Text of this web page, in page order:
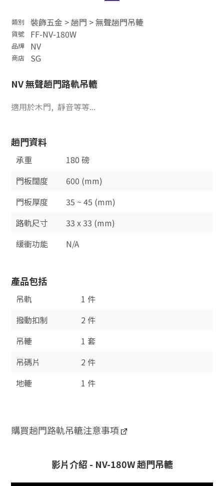
類別 裝飾五金 >趟門 >無聲趟門吊轆
貨號 FF-NV-180W
品牌 NV
商店 SG
NV 無聲趟門路軌吊轆
適用於木門, 靜音等等...
趟門資料
承重
180 磅
門板闊度
600 (mm)
門板厚度
35 ~ 45 (mm)
路軌尺寸
33 x 33 (mm)
緩衝功能
N/A
產品包括
吊軌
1 件
撥動扣制
2 件
吊轆
1 套
吊碼片
2 件
地轆
1 件
購買趟門路軌吊轆注意事項
影片介紹 - NV-180W 趟門吊轆